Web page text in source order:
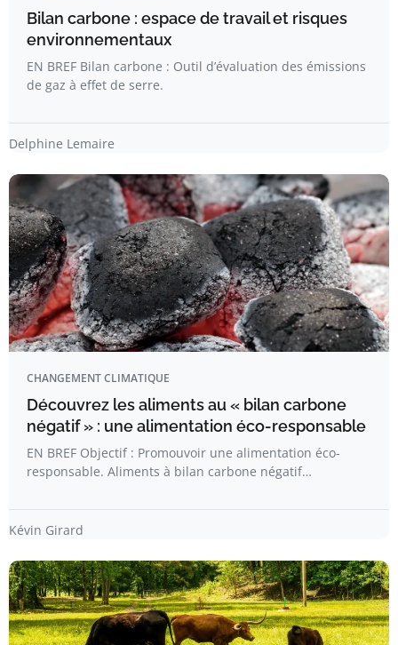
Bilan carbone : espace de travail et risques
environnementaux
EN BREF Bilan carbone : Outil d’évaluation des émissions
de gaz à effet de serre.
Delphine Lemaire
CHANGEMENT CLIMATIQUE
Découvrez les aliments au « bilan carbone
négatif » : une alimentation éco-responsable
EN BREF Objectif : Promouvoir une alimentation éco-
responsable. Aliments à bilan carbone négatif…
Kévin Girard